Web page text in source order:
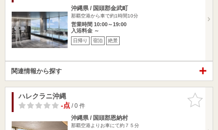
沖縄県 / 国頭郡金武町
那覇空港から車で約1時間10分
営業時間 10:00～19:00
入浴料金 ～
日帰り 宿泊 絶景
関連情報から探す
お気に入
りに追加
ハレクラニ沖縄
-点/ 0 件
沖縄県 / 国頭郡恩納村
那覇空港よりお車にて約７５分